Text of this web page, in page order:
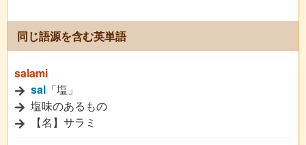
同じ語源を含む英単語
salami
sal 「塩」
塩味のあるもの
【名】サラミ